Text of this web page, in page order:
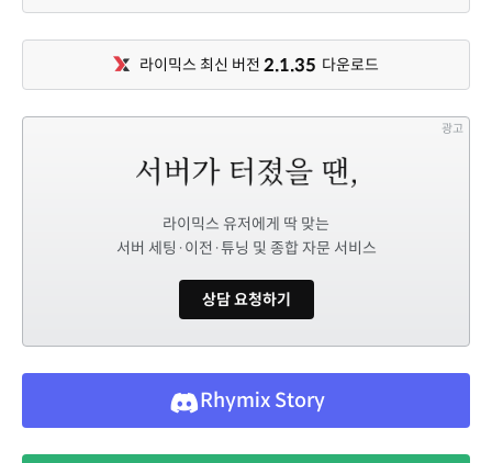
라이믹스 최신 버전 2.1.35 다운로드
광고
라이믹스 유저에게 딱 맞는
서버 세팅·이전·튜닝 및 종합 자문 서비스
상담 요청하기
Rhymix Story